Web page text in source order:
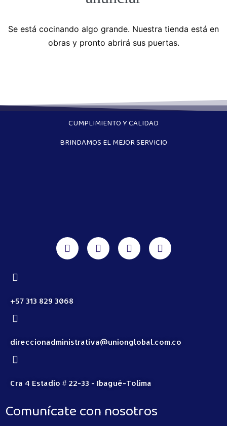
Se está cocinando algo grande. Nuestra tienda está en
obras y pronto abrirá sus puertas.
CUMPLIMIENTO Y CALIDAD
BRINDAMOS EL MEJOR SERVICIO
+57 313 829 3068
direccionadministrativa@unionglobal.com.co
Cra 4 Estadio # 22-33 - Ibagué-Tolima
Comunícate con nosotros